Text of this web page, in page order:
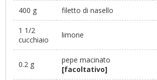
400 g filetto di nasello
1 1/2
cucchiaio
limone
0.2 g
pepe macinato
[facoltativo]